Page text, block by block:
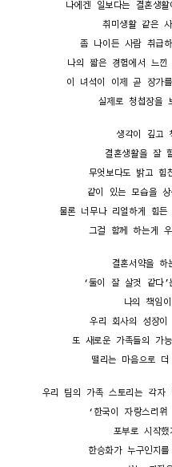
나에겐 일보다는 결혼생
취미생활 같은
좀 나이든 사람 취급
나의 짧은 경험에서 느
이 녀석이 이제 곧 장가
실제로 청첩장을
생각이 깊고
결혼생활을 잘
무엇보다도 밝고
같이 있는 모습을
물론 너무나 리얼하게 힘
그걸 함께 하는게
결혼서약을 하
‘둘이 잘 살것 같다
나의 책임
우리 회사의 성장이
또 새로운 가족들의 가
떨리는 마음으로
우리 팀의 가족 스토리는 각자
‘한국이 자랑스러
포부로 시작
한승화가 누구인지